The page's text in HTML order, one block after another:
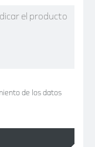
de los datos